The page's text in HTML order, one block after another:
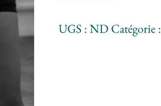
mentoring
présentielle
UGS :ND Catégorie :